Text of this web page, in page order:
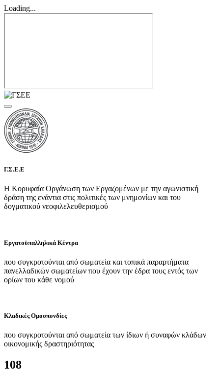
Loading...
Γ.Σ.Ε.Ε
Η Κορυφαία Οργάνωση των Εργαζομένων με την αγωνιστική
δράση της ενάντια στις πολιτικές των μνημονίων και του
δογματικού νεοφιλελευθερισμού
Εργατοϋπαλληλικά Κέντρα
που συγκροτούνται από σωματεία και τοπικά παραρτήματα
πανελλαδικών σωματείων που έχουν την έδρα τους εντός των
ορίων του κάθε νομού
Κλαδικές Ομοσπονδίες
που συγκροτούνται από σωματεία των ίδιων ή συναφών κλάδων
οικονομικής δραστηριότητας
108